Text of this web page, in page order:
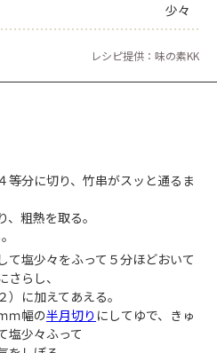
少々
レシピ提供：味の素KK
等分に切り、竹串がスッと通るま
、粗熱を取る。
て塩少々をふって５分ほどおいて
さらし、
に加えてあえる。
ｍ幅の半月切り にしてゆで、きゅ
塩少々ふって